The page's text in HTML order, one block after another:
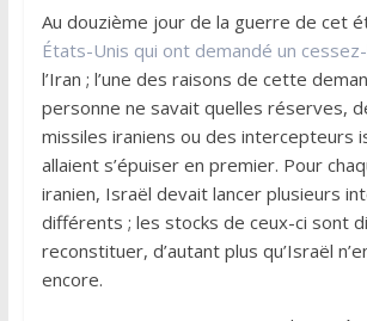
Au douzième jour de la guerre de cet
États-Unis qui ont demandé un
l’Iran ; l’une des raisons de cette
personne ne savait quelles réserves,
missiles iraniens ou des intercepteurs
allaient s’épuiser en premier. Pour
iranien, Israël devait lancer plusieurs
différents ; les stocks de ceux-ci sont
reconstituer, d’autant plus qu’Israël
encore.